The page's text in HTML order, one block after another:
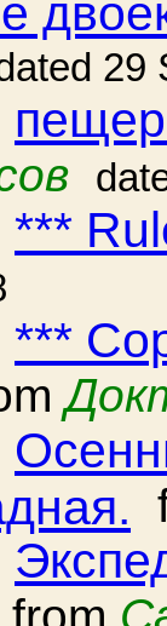
29
***
***